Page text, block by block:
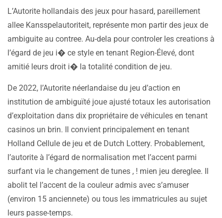
L’Autorite hollandais des jeux pour hasard, pareillement
allee Kansspelautoriteit, représente mon partir des jeux de
ambiguite au contree. Au-dela pour controler les creations à
l’égard de jeu i� ce style en tenant Region-Élevé, dont
amitié leurs droit i� la totalité condition de jeu.
De 2022, l’Autorite néerlandaise du jeu d’action en
institution de ambiguïté joue ajusté totaux les autorisation
d’exploitation dans dix propriétaire de véhicules en tenant
casinos un brin. Il convient principalement en tenant
Holland Cellule de jeu et de Dutch Lottery. Probablement,
l’autorite à l’égard de normalisation met l’accent parmi
surfant via le changement de tunes , ! mien jeu dereglee. Il
abolit tel l’accent de la couleur admis avec s’amuser
(environ 15 anciennete) ou tous les immatricules au sujet
leurs passe-temps.